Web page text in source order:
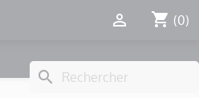
shopping_cart (0)

search